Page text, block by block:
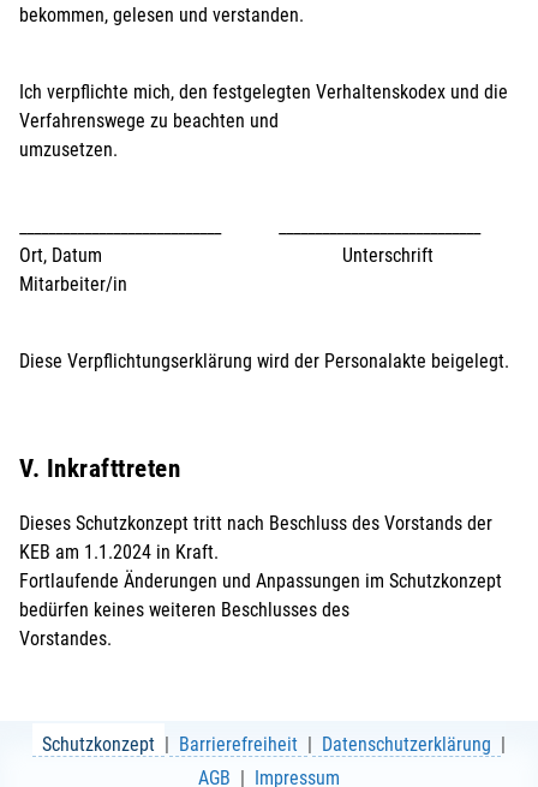
bekommen, gelesen und verstanden.
Ich verpflichte mich, den festgelegten Verhaltenskodex und die
Verfahrenswege zu beachten und
umzusetzen.
Ort, Datum Unterschrift
Mitarbeiter/in
Diese Verpflichtungserklärung wird der Personalakte beigelegt.
V. Inkrafttreten
Dieses Schutzkonzept tritt nach Beschluss des Vorstands der
KEB am 1.1.2024 in Kraft.
Fortlaufende Änderungen und Anpassungen im Schutzkonzept
bedürfen keines weiteren Beschlusses des
Vorstandes.
Schutzkonzept Barrierefreiheit
Datenschutzerklärung
AGB
Impressum